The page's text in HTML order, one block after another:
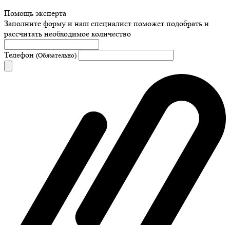
Помощь эксперта
Заполните форму и наш специалист поможет подобрать и
рассчитать необходимое количество
Телефон (Обязательно)